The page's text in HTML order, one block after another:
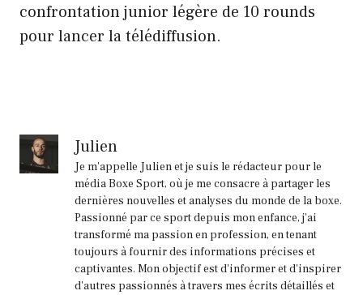
confrontation junior légère de 10 rounds
pour lancer la télédiffusion.
Julien
Je m'appelle Julien et je suis le rédacteur pour le
média Boxe Sport, où je me consacre à partager les
dernières nouvelles et analyses du monde de la boxe.
Passionné par ce sport depuis mon enfance, j'ai
transformé ma passion en profession, en tenant
toujours à fournir des informations précises et
captivantes. Mon objectif est d'informer et d'inspirer
d'autres passionnés à travers mes écrits détaillés et